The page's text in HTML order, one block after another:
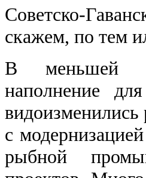
Советско-
скажем, по тем
В меньшей
наполнение
видоизменились
с
рыбной